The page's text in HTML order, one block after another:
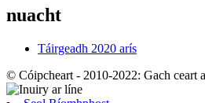
nuacht
Táirgeadh 2020 arís
© Cóipcheart - 2010-2022: Gach ceart